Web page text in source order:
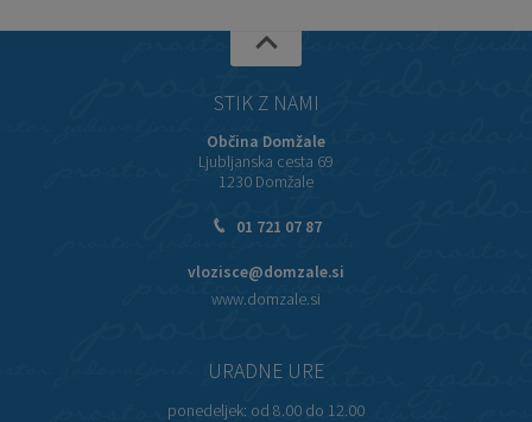
STIK Z NAMI
Občina Domžale
Ljubljanska cesta 69
1230 Domžale
01 721 07 87
vlozisce@domzale.si
www.domzale.si
URADNE URE
ponedeljek: od 8.00 do 12.00